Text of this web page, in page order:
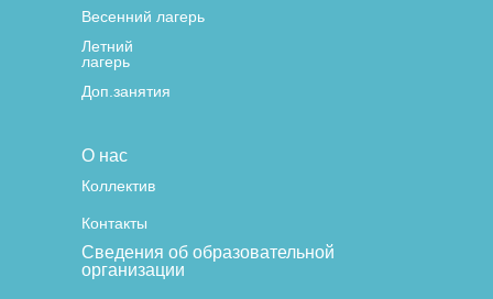
Весенний лагерь
Летний
лагерь
Доп.занятия
О нас
Коллектив
Контакты
Сведения об образовательной
организации